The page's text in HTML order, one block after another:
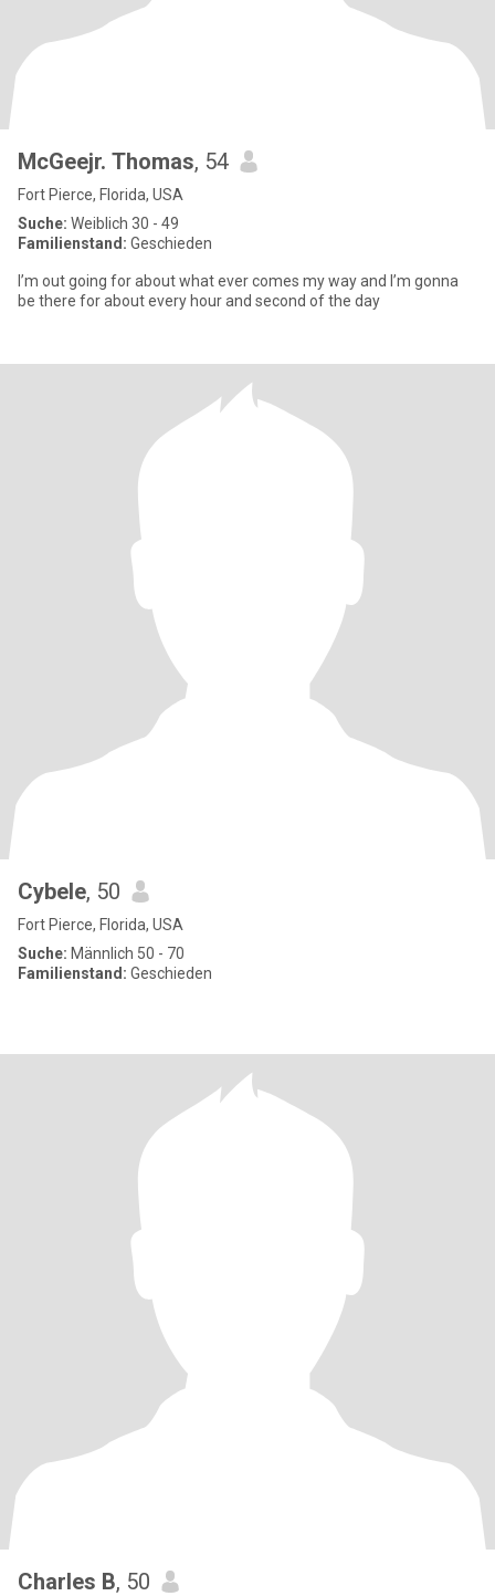
McGeejr. Thomas, 54
Fort Pierce, Florida, USA
Suche: Weiblich 30 - 49
Familienstand: Geschieden
I’m out going for about what ever comes my way and I’m gonna
be there for about every hour and second of the day
Cybele, 50
Fort Pierce, Florida, USA
Suche: Männlich 50 - 70
Familienstand: Geschieden
Charles B, 50